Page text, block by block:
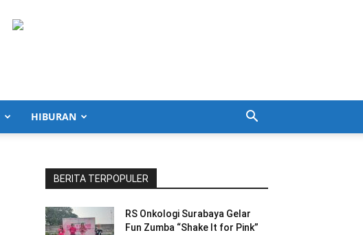
HIBURAN
BERITA TERPOPULER
RS Onkologi Surabaya Gelar
Fun Zumba “Shake It for Pink”